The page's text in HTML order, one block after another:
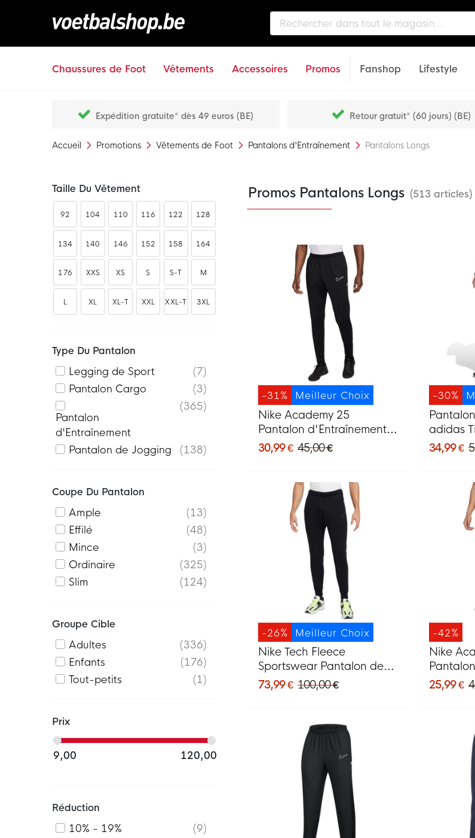
Chaussures de Foot Vêtements Accessoires Promos Fanshop Lifestyle
Expédition gratuite* dès 49 euros (BE) Retour gratuit* (60 jours) (BE)
Accueil Promotions Vêtements de Foot Pantalons d'Entraînement Pantalons Longs
Promos Pantalons Longs (513 articles)
Meilleur Choix
-31%
Nike Academy 25
Pantalon d'Entraînement
Noir Blanc
30,99 € 45,00 €
-30%
adidas
Regular
34,99 €
Meilleur Choix
-26%
Nike Tech Fleece
Sportswear Pantalon de
Jogging Noir Gris Foncé
73,99 € 100,00 €
-42%
Nike
Bleu
25,99 €
Taille Du Vêtement
92 104 110 116 122 128
134 140 146 152 158 164
176 XXS XS S S-T M
L XL XL-T XXL XXL-T 3XL
Type Du Pantalon
Legging de Sport
7
Pantalon Cargo
3
Pantalon
d'Entraînement
365
Pantalon de Jogging 138
Coupe Du Pantalon
Ample
13
Effilé
48
Mince
3
Ordinaire
325
Slim
124
Groupe Cible
Adultes
336
Enfants
176
Tout-petits
1
Prix
9,00 120,00
Réduction
10% - 19%
9